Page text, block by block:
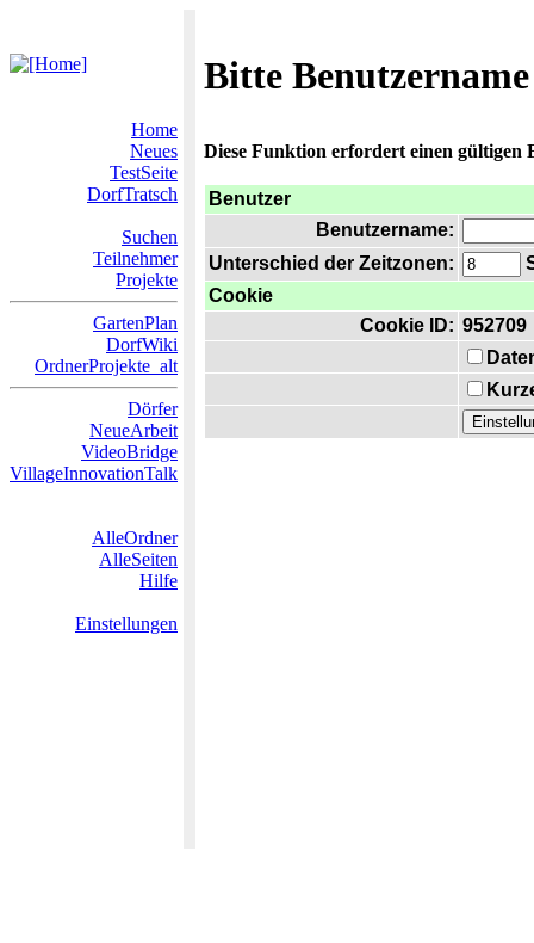
Bitte
Home
Neues
TestSeite
DorfTratsch
Suchen
Teilnehmer
Projekte
GartenPlan
DorfWiki
OrdnerProjekte_alt
Dörfer
NeueArbeit
VideoBridge
VillageInnovationTalk
AlleOrdner
AlleSeiten
Hilfe
Einstellungen
Diese Funktion erfordert einen gültigen
Benutzer
Benutzername:
Unterschied der Zeitzonen:
Cookie
Cookie ID: 952709